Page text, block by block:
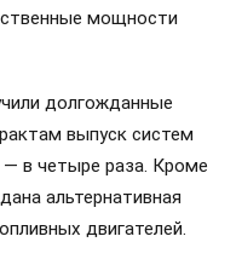
мощности
долгожданные
выпуск систем
— в четыре раза. Кроме
альтернативная
двигателей.